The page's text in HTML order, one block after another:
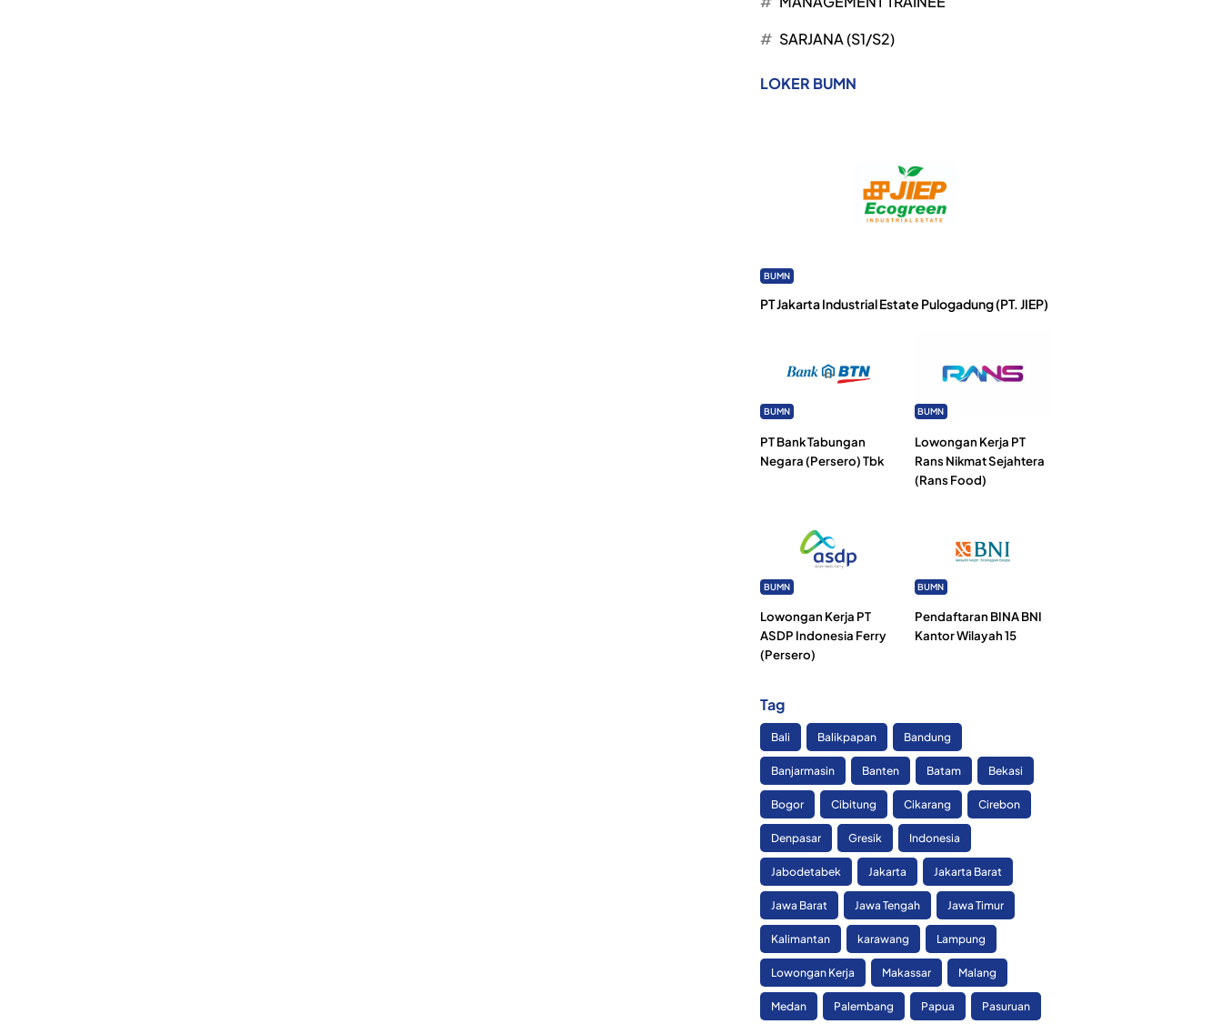
SARJANA (S1/S2)
LOKER BUMN
BUMN
PT Jakarta Industrial Estate Pulogadung (PT. JIEP)
BUMN
PT Bank Tabungan
Negara (Persero) Tbk
BUMN
Lowongan Kerja PT
Rans Nikmat Sejahtera
(Rans Food)
BUMN
Lowongan Kerja PT
ASDP Indonesia Ferry
(Persero)
BUMN
Pendaftaran BINA BNI
Kantor Wilayah 15
Tag
Bali Balikpapan Bandung
Banjarmasin Banten Batam Bekasi
Bogor Cibitung Cikarang Cirebon
Denpasar Gresik Indonesia
Jabodetabek Jakarta Jakarta Barat
Jawa Barat Jawa Tengah Jawa Timur
Kalimantan karawang Lampung
Lowongan Kerja Makassar Malang
Medan Palembang Papua Pasuruan